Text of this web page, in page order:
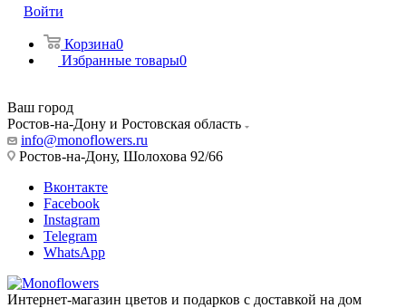
Войти
Корзина0
Избранные товары0
Ваш город
Ростов-на-Дону и Ростовская область
info@monoflowers.ru
Ростов-на-Дону, Шолохова 92/66
Вконтакте
Facebook
Instagram
Telegram
WhatsApp
Интернет-магазин цветов и подарков с доставкой на дом